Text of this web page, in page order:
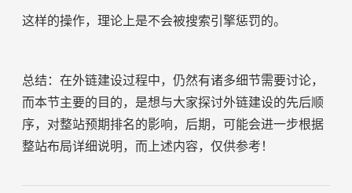
这样的操作，理论上是不会被搜索引擎惩罚的。
总结：在外链建设过程中，仍然有诸多细节需要讨论，
而本节主要的目的，是想与大家探讨外链建设的先后顺
序，对整站预期排名的影响，后期，可能会进一步根据
整站布局详细说明，而上述内容，仅供参考！